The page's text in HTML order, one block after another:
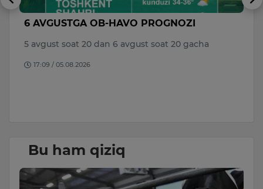
6 AVGUSTGA OB-HAVO PROGNOZI
5 avgust soat 20 dan 6 avgust soat 20 gacha
17:09 / 05.08.2026
Bu ham qiziq